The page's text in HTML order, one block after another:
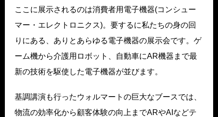
ここに展示されるのは消費者用電子機器(コンシュー
マー・エレクトロニクス)。要するに私たちの身の回
りにある、ありとあらゆる電子機器の展示会です。ゲ
ーム機から介護用ロボット、自動車にAR機器まで最
新の技術を駆使した電子機器が並びます。
基調講演も行ったウォルマートの巨大なブースでは、
物流の効率化から顧客体験の向上までARやAIなどテ